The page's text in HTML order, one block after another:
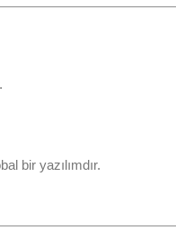
bir yazılımdır.